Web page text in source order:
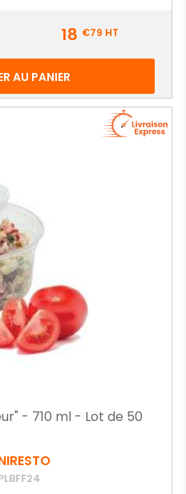
18 €79 HT
AU PANIER
- 710 ml - Lot de 50